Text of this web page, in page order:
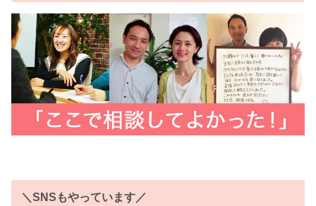
＼SNSもやっています／